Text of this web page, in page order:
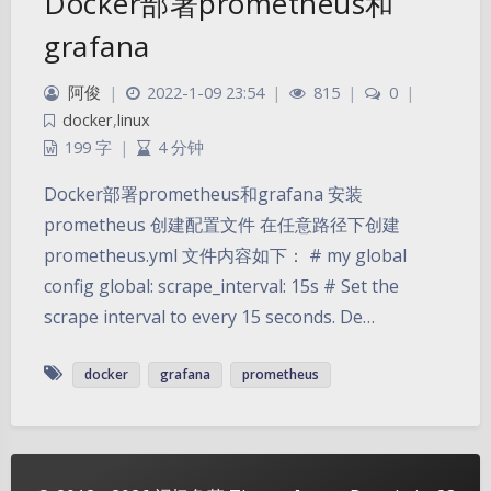
夜间模式
Sans Serif
浅阴影 深阴影
grafana
阿俊 | 2022-1-09 23:54 | 815 | 0 |
docker,linux
199 字 | 4 分钟
Docker部署prometheus和grafana 安装
prometheus 创建配置文件 在任意路径下创建
prometheus.yml 文件内容如下： # my global
config global: scrape_interval: 15s # Set the
scrape interval to every 15 seconds. De…
docker grafana prometheus